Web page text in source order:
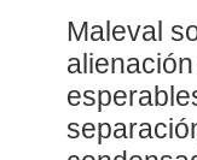
Maleval